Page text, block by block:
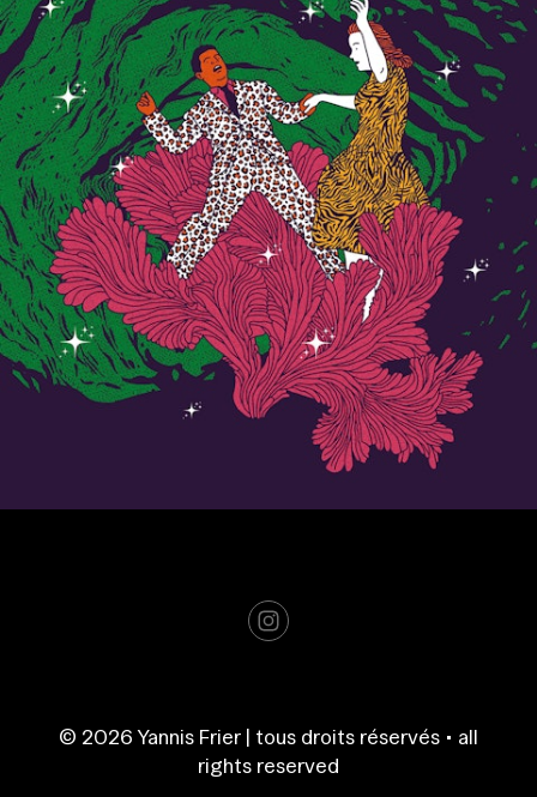
© 2026 Yannis Frier | tous droits réservés • all
rights reserved